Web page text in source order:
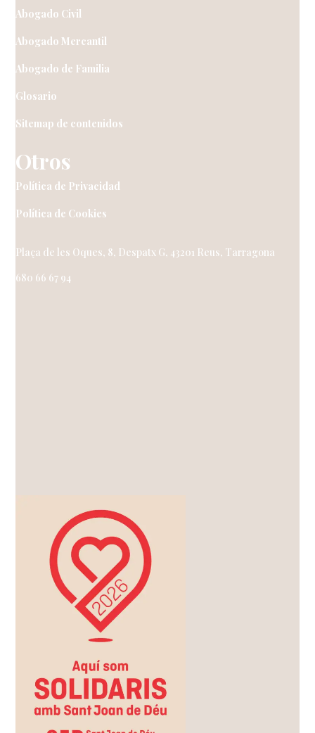
Abogado Civil
Abogado Mercantil
Abogado de Familia
Glosario
Sitemap de contenidos
Otros
Política de Privacidad
Política de Cookies
Plaça de les Oques, 8, Despatx G, 43201 Reus, Tarragona
680 66 67 94